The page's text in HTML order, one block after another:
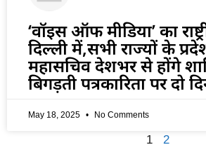
‘वॉइस ऑफ मीडिया’ का
दिल्ली में,सभी राज्यों के
महासचिव देशभर से होंगे
बिगड़ती पत्रकारिता पर दो
May 18, 2025 No Comments
1 2